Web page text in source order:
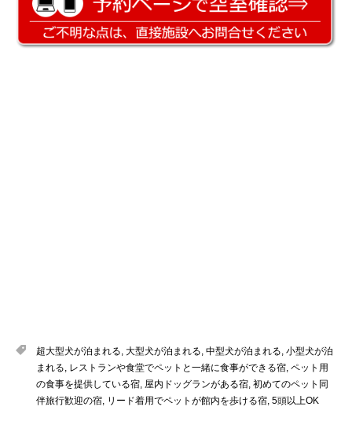
超大型犬が泊まれる 大型犬が泊まれる 中型犬が泊まれる 小型犬が泊
まれる レストランや食堂でペットと一緒に食事ができる宿 ペット用
の食事を提供している宿 屋内ドッグランがある宿 初めてのペット同
伴旅行歓迎の宿 リード着用でペットが館内を歩ける宿 5頭以上OK